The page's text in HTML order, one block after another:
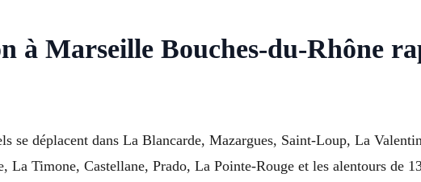
à Marseille Bouches-du-Rhône
se déplacent dans La Blancarde, Mazargues, Saint-Loup, La
Timone, Castellane, Prado, La Pointe-Rouge et les alentours de